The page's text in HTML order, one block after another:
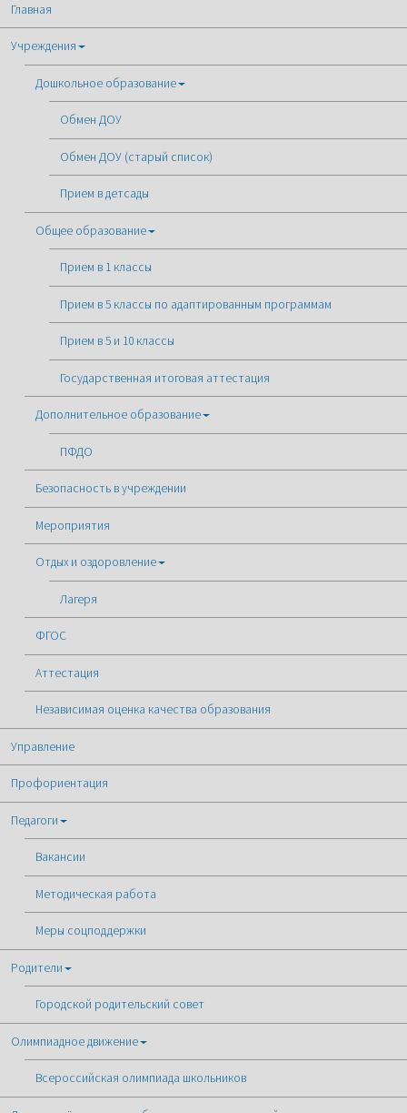
Главная
Учреждения
Дошкольное образование
Обмен ДОУ
Обмен ДОУ (старый список)
Прием в детсады
Общее образование
Прием в 1 классы
Прием в 5 классы по адаптированным программам
Прием в 5 и 10 классы
Государственная итоговая аттестация
Дополнительное образование
ПФДО
Безопасность в учреждении
Мероприятия
Отдых и оздоровление
Лагеря
ФГОС
Аттестация
Независимая оценка качества образования
Управление
Профориентация
Педагоги
Вакансии
Методическая работа
Меры соцподдержки
Родители
Городской родительский совет
Олимпиадное движение
Всероссийская олимпиада школьников